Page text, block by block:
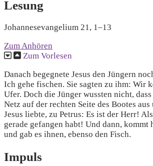
Lesung
Johannesevangelium 21, 1–13
Zum Anhören
Zum Vorlesen
Danach begegnete Jesus den Jüngern
Ich gehe fischen. Sie sagten zu ihm: Wir
Ufer. Doch die Jünger wussten nicht,
Netz auf der rechten Seite des Bootes
Jesus liebte, zu Petrus: Es ist der Herr!
gerade gefangen habt! Und dann, kommt
und gab es ihnen, ebenso den Fisch.
Impuls